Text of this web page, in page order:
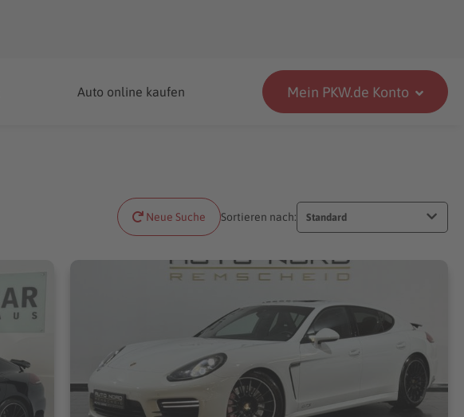
Auto online kaufen Mein PKW.de Konto
Neue Suche Sortieren nach: Standard